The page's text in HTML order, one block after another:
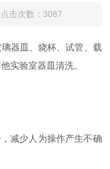
击次数：3087
器皿、烧杯、试管、载
实验室器皿清洗。
减少人为操作产生不确